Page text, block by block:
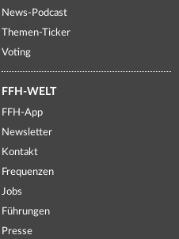
News-Podcast
Themen-Ticker
Voting
FFH-WELT
FFH-App
Newsletter
Kontakt
Frequenzen
Jobs
Führungen
Presse